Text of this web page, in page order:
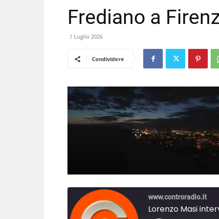
Frediano a
1 Luglio 2026
Condividere
www.controradio.it